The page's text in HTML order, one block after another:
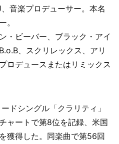
音楽プロデューサー。本名
。
・ビーバー、ブラック・アイ
、スクリレックス、アリ
ロデュースまたはリミックス
ドシングル「クラリティ」
ャートで第8位を記録、米国
獲得した。同楽曲で第56回